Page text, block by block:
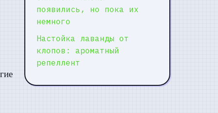
появились, но пока их
немного
Настойка лаванды от
клопов: ароматный
репеллент